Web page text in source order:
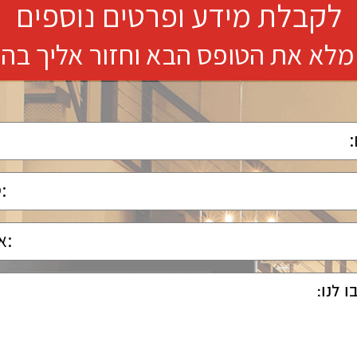
לקבלת מידע ופרטים נוספים
את הטופס הבא וחזור אליך